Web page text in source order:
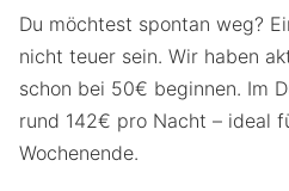
Du möchtest spontan weg?
nicht teuer sein. Wir haben
schon bei 50€ beginnen. Im
rund 142€ pro Nacht – ideal
Wochenende.